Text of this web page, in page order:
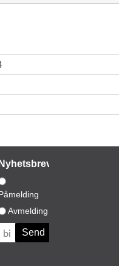
Nyhetsbrev
Avmelding